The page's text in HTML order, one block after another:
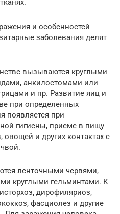
и особенностей
заболевания делят
вызываются круглыми
анкилостомами или
и пр. Развитие яиц и
при определенных
появляется при
гигиены, приеме в пищу
и других контактах с
ленточными червями,
круглыми гельминтами. К
дирофиляриоз,
фасциолез и другие